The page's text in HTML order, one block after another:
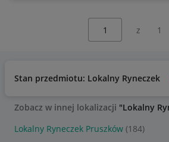
z 1
Stan przedmiotu: Lokalny Ryneczek
Zobacz w innej lokalizacji "Lokalny
Lokalny Ryneczek Pruszków (184)